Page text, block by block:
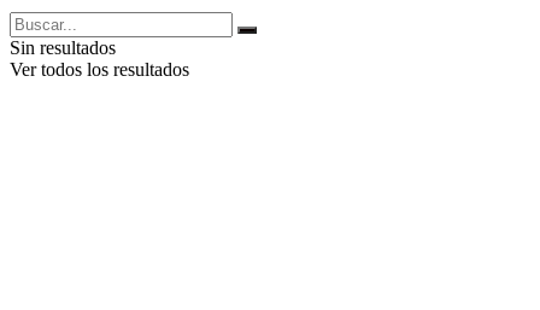
Sin resultados
Ver todos los resultados